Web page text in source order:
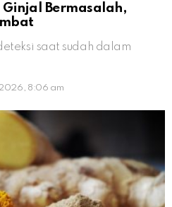
Ginjal Bermasalah,
saat sudah dalam
8:06 am